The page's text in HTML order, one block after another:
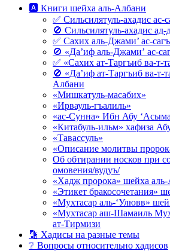
🅰 Книги шейха аль-Албани
✅ Сильсилятуль-ахадис ас-
🚫 Сильсилятуль-ахадис ад-
✅ Сахих аль-Джами’ ас-
🚫 «Да’иф аль-Джами’ ас-
✅ «Сахих ат-Таргъиб ва-т-
🚫 «Да’иф ат-Таргъиб ва-т-
Албани
«Мишкатуль-масабих»
«Ирвауль-гъалиль»
«ас-Сунна» Ибн Абу ‘Асыма
«Китабуль-ильм» хафиза
«Тавассуль»
«Описание молитвы
Об обтирании носков при
омовения/вудуъ/
«Хадж пророка» шейха
«Этикет бракосочетания»
«Мухтасар аль-‘Улювв»
«Мухтасар аш-Шамаиль
ат-Тирмизи
🔡 Хадисы на разные темы
❔ Вопросы относительно хадисов